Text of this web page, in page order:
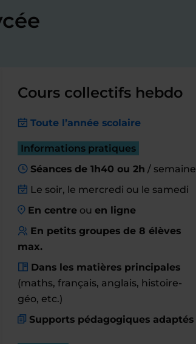
Cours collectifs hebdo
Toute l’année scolaire
Informations pratiques
Séances de 1h40 ou 2h / semaine
Le soir, le mercredi ou le samedi
En centre ouen ligne
En petits groupes de 8 élèves
max.
Dans les matières principales
(maths, français, anglais, histoire-
géo, etc.)
Supports pédagogiques adaptés